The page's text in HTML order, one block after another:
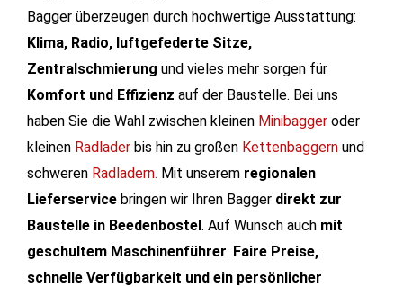
Bagger überzeugen durch hochwertige Ausstattung:
Klima, Radio, luftgefederte Sitze,
Zentralschmierung und vieles mehr sorgen für
Komfort und Effizienz auf der Baustelle. Bei uns
haben Sie die Wahl zwischen kleinen Minibagger oder
kleinen Radlader bis hin zu großen Kettenbaggern und
schweren Radladern. Mit unserem regionalen
Lieferservice bringen wir Ihren Bagger direkt zur
Baustelle in Beedenbostel. Auf Wunsch auch mit
geschultem Maschinenführer. Faire Preise,
schnelle Verfügbarkeit und ein persönlicher